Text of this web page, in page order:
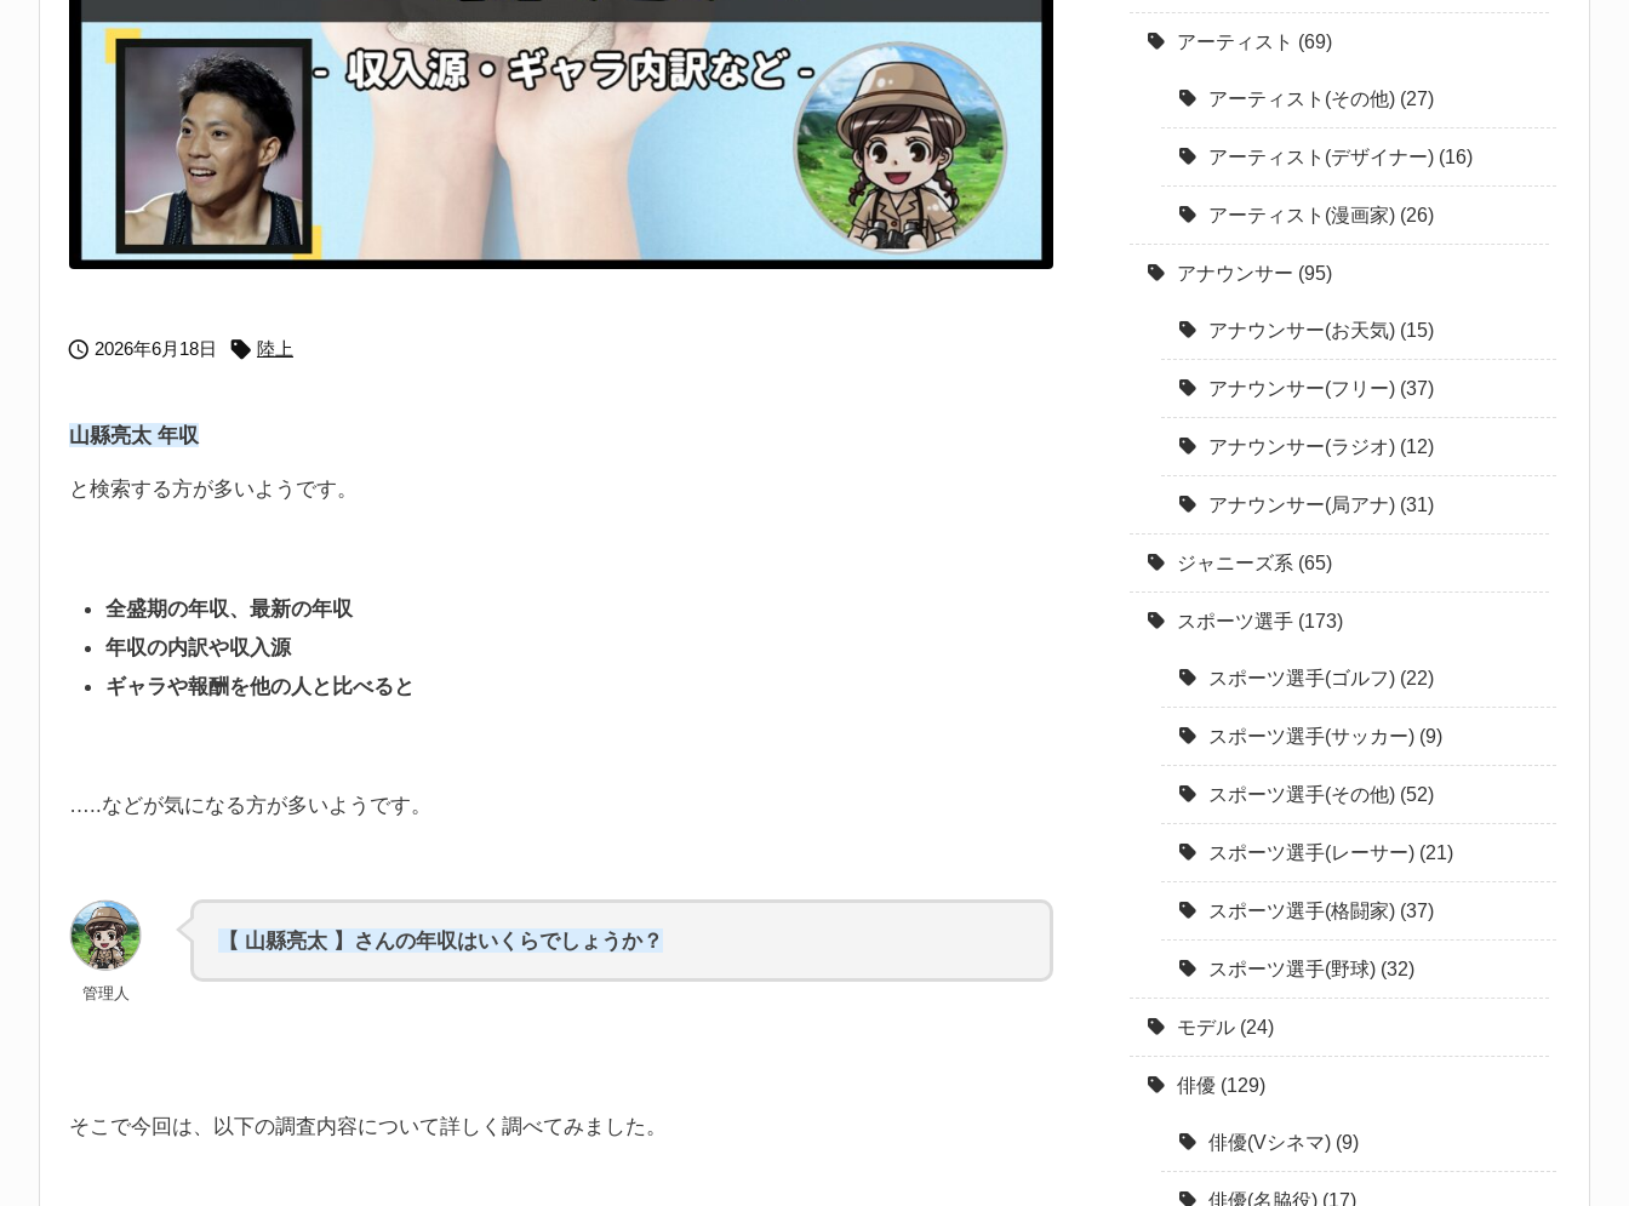
 2026年6月18日  陸上
山縣亮太 年収
と検索する方が多いようです。
全盛期の年収、最新の年収
年収の内訳や収入源
ギャラや報酬を他の人と比べると
…..などが気になる方が多いようです。
管理人
【 山縣亮太 】さんの年収はいくらでしょうか？
そこで今回は、以下の調査内容について詳しく調べてみました。
アーティスト (69)
アーティスト(その他) (27)
アーティスト(デザイナー) (16)
アーティスト(漫画家) (26)
アナウンサー (95)
アナウンサー(お天気) (15)
アナウンサー(フリー) (37)
アナウンサー(ラジオ) (12)
アナウンサー(局アナ) (31)
ジャニーズ系 (65)
スポーツ選手 (173)
スポーツ選手(ゴルフ) (22)
スポーツ選手(サッカー) (9)
スポーツ選手(その他) (52)
スポーツ選手(レーサー) (21)
スポーツ選手(格闘家) (37)
スポーツ選手(野球) (32)
モデル (24)
俳優 (129)
俳優(Vシネマ) (9)
俳優(名脇役) (17)